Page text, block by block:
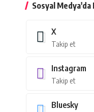
Sosyal
X
Takip et
Instagram
Takip et
Bluesky